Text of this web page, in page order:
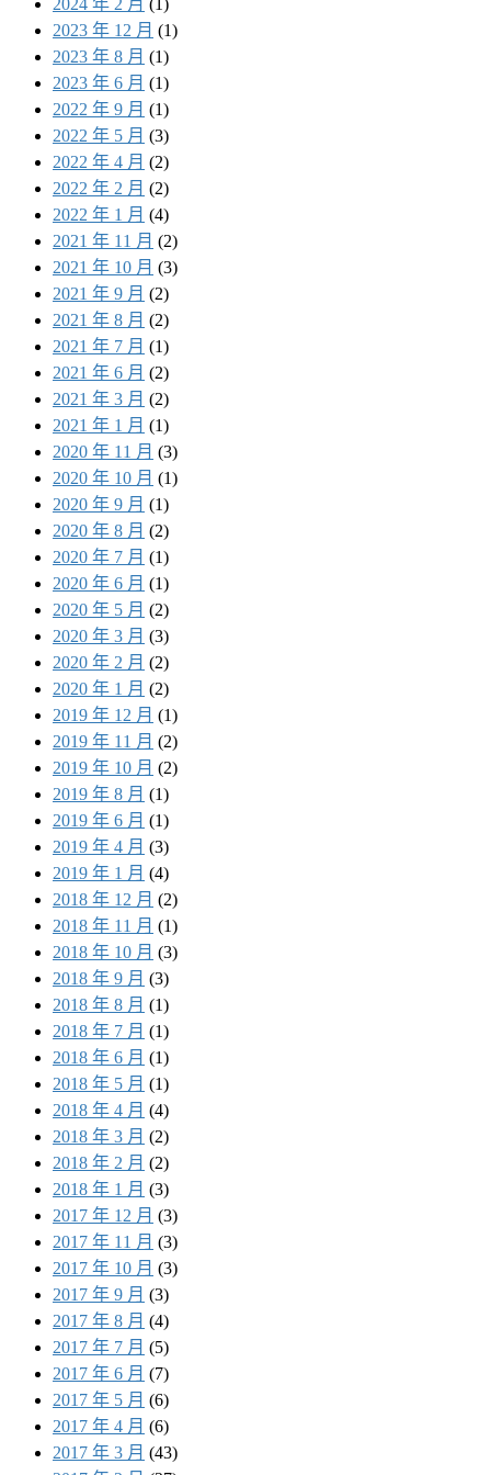
2024 年 2 月 (1)
2023 年 12 月 (1)
2023 年 8 月 (1)
2023 年 6 月 (1)
2022 年 9 月 (1)
2022 年 5 月 (3)
2022 年 4 月 (2)
2022 年 2 月 (2)
2022 年 1 月 (4)
2021 年 11 月 (2)
2021 年 10 月 (3)
2021 年 9 月 (2)
2021 年 8 月 (2)
2021 年 7 月 (1)
2021 年 6 月 (2)
2021 年 3 月 (2)
2021 年 1 月 (1)
2020 年 11 月 (3)
2020 年 10 月 (1)
2020 年 9 月 (1)
2020 年 8 月 (2)
2020 年 7 月 (1)
2020 年 6 月 (1)
2020 年 5 月 (2)
2020 年 3 月 (3)
2020 年 2 月 (2)
2020 年 1 月 (2)
2019 年 12 月 (1)
2019 年 11 月 (2)
2019 年 10 月 (2)
2019 年 8 月 (1)
2019 年 6 月 (1)
2019 年 4 月 (3)
2019 年 1 月 (4)
2018 年 12 月 (2)
2018 年 11 月 (1)
2018 年 10 月 (3)
2018 年 9 月 (3)
2018 年 8 月 (1)
2018 年 7 月 (1)
2018 年 6 月 (1)
2018 年 5 月 (1)
2018 年 4 月 (4)
2018 年 3 月 (2)
2018 年 2 月 (2)
2018 年 1 月 (3)
2017 年 12 月 (3)
2017 年 11 月 (3)
2017 年 10 月 (3)
2017 年 9 月 (3)
2017 年 8 月 (4)
2017 年 7 月 (5)
2017 年 6 月 (7)
2017 年 5 月 (6)
2017 年 4 月 (6)
2017 年 3 月 (43)